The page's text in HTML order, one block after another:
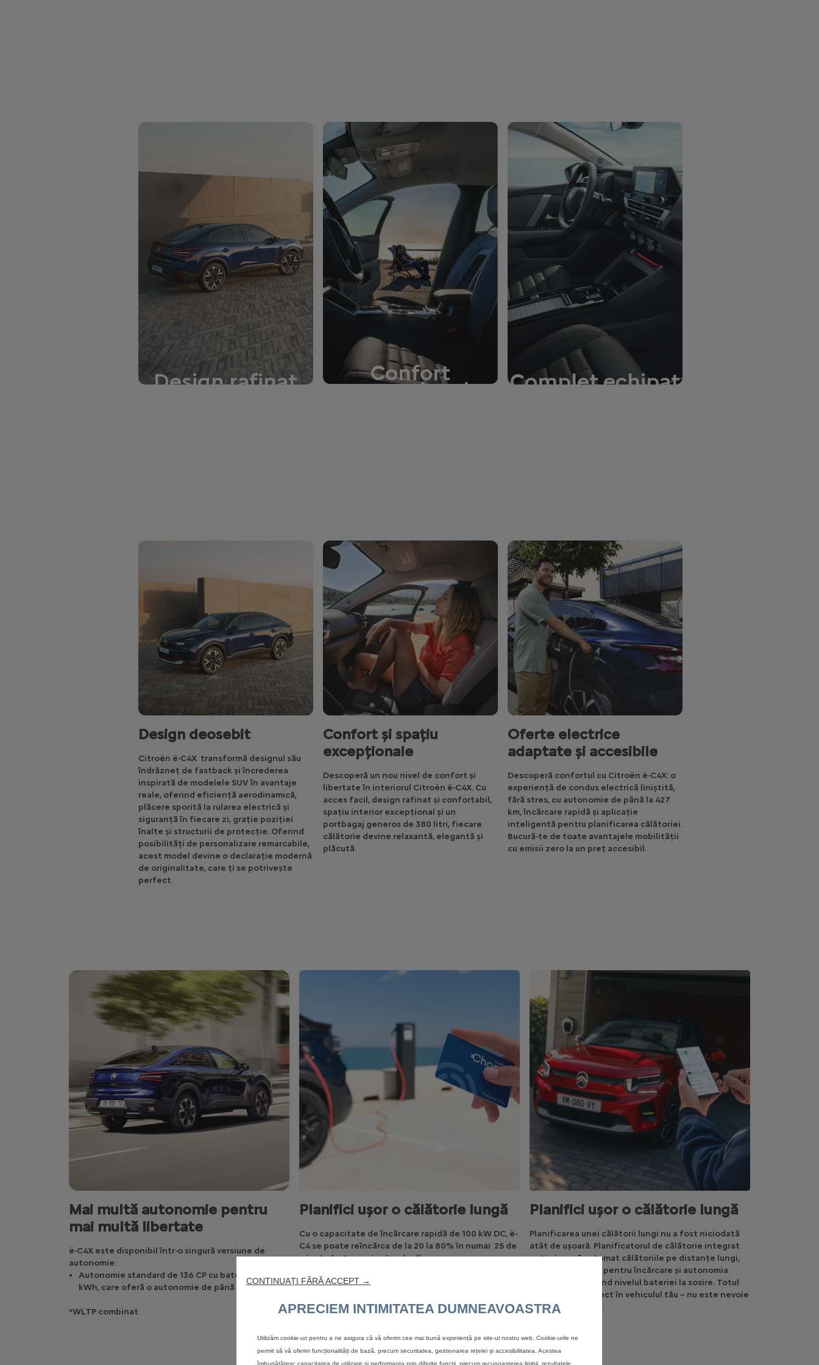
Design rafinat Confort
excepțional Complet echipat
Design deosebit
Citroën ë-C4X transformă designul său
îndrăzneț de fastback și încrederea
inspirată de modelele SUV în avantaje
reale, oferind eficiență aerodinamică,
plăcere sporită la rularea electrică și
siguranță în fiecare zi, grație poziției
înalte și structurii de protecție. Oferind
posibilități de personalizare remarcabile,
acest model devine o declarație modernă
de originalitate, care ți se potrivește
perfect.
Confort și spațiu
excepționale
Descoperă un nou nivel de confort și
libertate în interiorul Citroën ë-C4X. Cu
acces facil, design rafinat și confortabil,
spațiu interior excepțional și un
portbagaj generos de 380 litri, fiecare
călătorie devine relaxantă, elegantă și
plăcută.
Oferte electrice
adaptate și accesibile
Descoperă confortul cu Citroën ë-C4X: o
experiență de condus electrică liniștită,
fără stres, cu autonomie de până la 427
km, încărcare rapidă și aplicație
inteligentă pentru planificarea călătoriei.
Bucură-te de toate avantajele mobilității
cu emisii zero la un preț accesibil.
Mai multă autonomie pentru
mai multă libertate
ë-C4X este disponibil într-o singură versiune de
autonomie:
Autonomie standard de 136 CP cu baterie de 50
kWh, care oferă o autonomie de până la 360 km*.
*WLTP combinat
Planifici ușor o călătorie lungă
Cu o capacitate de încărcare rapidă de 100 kW DC, ë-
C4 se poate reîncărca de la 20 la 80% în numai 25 de
minute (autonomie standard).
Planifici ușor o călătorie lungă
Planificarea unei călătorii lungi nu a fost niciodată
atât de ușoară. Planificatorul de călătorie integrat
optimizează automat călătoriile pe distanțe lungi,
calculând opririle pentru încărcare și autonomia
bateriei, anticipând nivelul bateriei la sosire. Totul
este integrat direct în vehiculul tău – nu este nevoie
de nicio aplicație.
CONTINUAȚI FĂRĂ ACCEPT →
APRECIEM INTIMITATEA DUMNEAVOASTRA
Utilizăm cookie-uri pentru a ne asigura că vă oferim cea mai bună experiență pe site-ul nostru web. Cookie-urile ne
permit să vă oferim funcționalități de bază, precum securitatea, gestionarea rețelei și accesibilitatea. Acestea
îmbunătățesc capacitatea de utilizare și performanța prin diferite funcții, precum recunoașterea limbii, rezultatele